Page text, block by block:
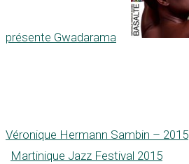
présente Gwadarama
Véronique Hermann Sambin – 2015
Martinique Jazz Festival 2015